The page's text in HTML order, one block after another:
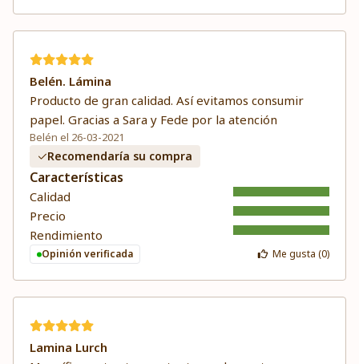
Belén. Lámina
Producto de gran calidad. Así evitamos consumir
papel. Gracias a Sara y Fede por la atención
Belén el 26-03-2021
Recomendaría su compra
Características
Calidad
Precio
Rendimiento
Opinión verificada Me gusta (0)
Lamina Lurch